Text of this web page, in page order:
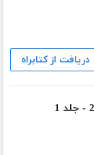
دریافت از کتابراه